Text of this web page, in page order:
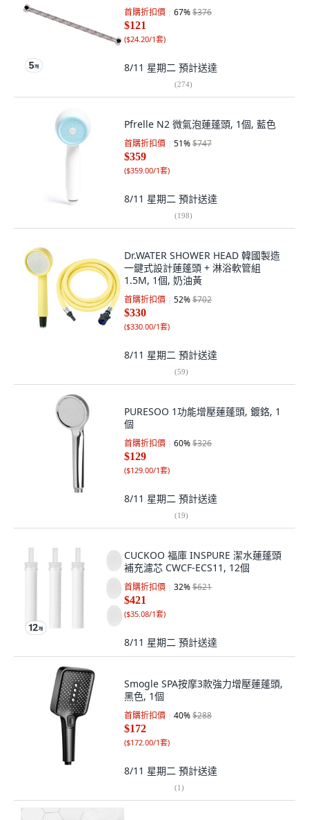
首購折扣價 67%$376
$121
($24.20/1套)
8/11 星期二 預計送達
(274)
Pfrelle N2 微氣泡蓮蓬頭, 1個, 藍色
首購折扣價 51%$747
$359
($359.00/1套)
8/11 星期二 預計送達
(198)
Dr.WATER SHOWER HEAD 韓國製造
一鍵式設計蓮蓬頭 + 淋浴軟管組
1.5M, 1個, 奶油黃
首購折扣價 52%$702
$330
($330.00/1套)
8/11 星期二 預計送達
(59)
PURESOO 1功能增壓蓮蓬頭, 鍍鉻, 1
個
首購折扣價 60%$326
$129
($129.00/1套)
8/11 星期二 預計送達
(19)
CUCKOO 福庫 INSPURE 潔水蓮蓬頭
補充濾芯 CWCF-ECS11, 12個
首購折扣價 32%$621
$421
($35.08/1套)
8/11 星期二 預計送達
Smogle SPA按摩3款強力增壓蓮蓬頭,
黑色, 1個
首購折扣價 40%$288
$172
($172.00/1套)
8/11 星期二 預計送達
(1)